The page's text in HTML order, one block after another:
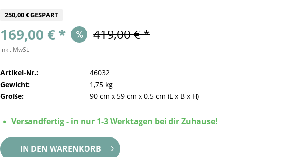
250,00 € GESPART
169,00 € * 419,00 € *
inkl. MwSt.
Artikel-Nr.:
46032
Gewicht:
1,75 kg
Größe:
90 cm x 59 cm x0.5 cm (L x B x H)
Versandfertig - in nur 1-3 Werktagen bei dir Zuhause!
IN DEN WARENKORB